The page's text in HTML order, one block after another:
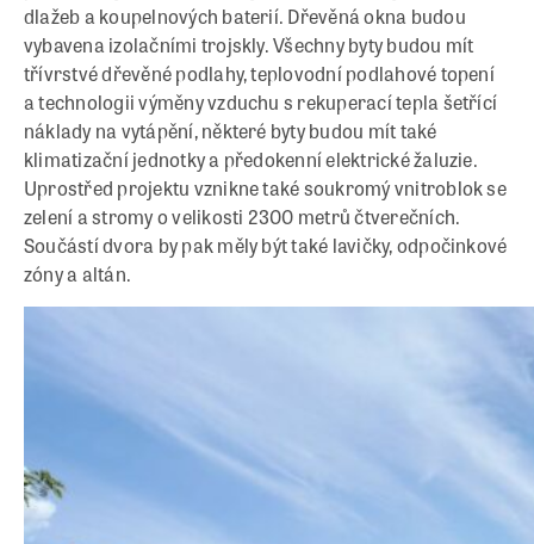
dlažeb a koupelnových baterií. Dřevěná okna budou
vybavena izolačními trojskly. Všechny byty budou mít
třívrstvé dřevěné podlahy, teplovodní podlahové topení
a technologii výměny vzduchu s rekuperací tepla šetřící
náklady na vytápění, některé byty budou mít také
klimatizační jednotky a předokenní elektrické žaluzie.
Uprostřed projektu vznikne také soukromý vnitroblok se
zelení a stromy o velikosti 2300 metrů čtverečních.
Součástí dvora by pak měly být také lavičky, odpočinkové
zóny a altán.